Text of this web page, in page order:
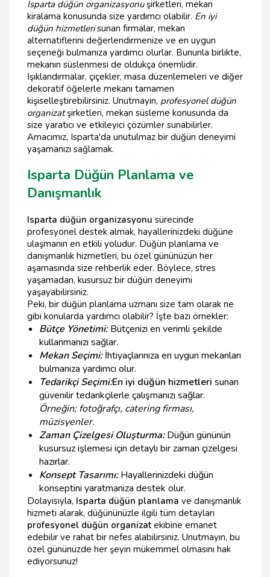
Isparta düğün organizasyonuşirketleri, mekan
kiralama konusunda size yardımcı olabilir. En iyi
düğün hizmetlerisunan firmalar, mekan
alternatiflerini değerlendirmenize ve en uygun
seçeneği bulmanıza yardımcı olurlar. Bununla birlikte,
mekanın süslenmesi de oldukça önemlidir.
Işıklandırmalar, çiçekler, masa düzenlemeleri ve diğer
dekoratif öğelerle mekanı tamamen
kişiselleştirebilirsiniz. Unutmayın, profesyonel düğün
organizatşirketleri, mekan süsleme konusunda da
size yaratıcı ve etkileyici çözümler sunabilirler.
Amacımız, Isparta'da unutulmaz bir düğün deneyimi
yaşamanızı sağlamak.
Isparta Düğün Planlama ve
Danışmanlık
Isparta düğün organizasyonu sürecinde
profesyonel destek almak, hayallerinizdeki düğüne
ulaşmanın en etkili yoludur. Düğün planlama ve
danışmanlık hizmetleri, bu özel gününüzün her
aşamasında size rehberlik eder. Böylece, stres
yaşamadan, kusursuz bir düğün deneyimi
yaşayabilirsiniz.
Peki, bir düğün planlama uzmanı size tam olarak ne
gibi konularda yardımcı olabilir? İşte bazı örnekler:
Bütçe Yönetimi:Bütçenizi en verimli şekilde
kullanmanızı sağlar.
Mekan Seçimi:İhtiyaçlarınıza en uygun mekanları
bulmanıza yardımcı olur.
Tedarikçi Seçimi:En iyi düğün hizmetleri sunan
güvenilir tedarikçilerle çalışmanızı sağlar.
Örneğin; fotoğrafçı, catering firması,
müzisyenler.
Zaman Çizelgesi Oluşturma:Düğün gününün
kusursuz işlemesi için detaylı bir zaman çizelgesi
hazırlar.
Konsept Tasarımı:Hayallerinizdeki düğün
konseptini yaratmanıza destek olur.
Dolayısıyla, Isparta düğün planlama ve danışmanlık
hizmeti alarak, düğününüzle ilgili tüm detayları
profesyonel düğün organizat ekibine emanet
edebilir ve rahat bir nefes alabilirsiniz. Unutmayın, bu
özel gününüzde her şeyin mükemmel olmasını hak
ediyorsunuz!